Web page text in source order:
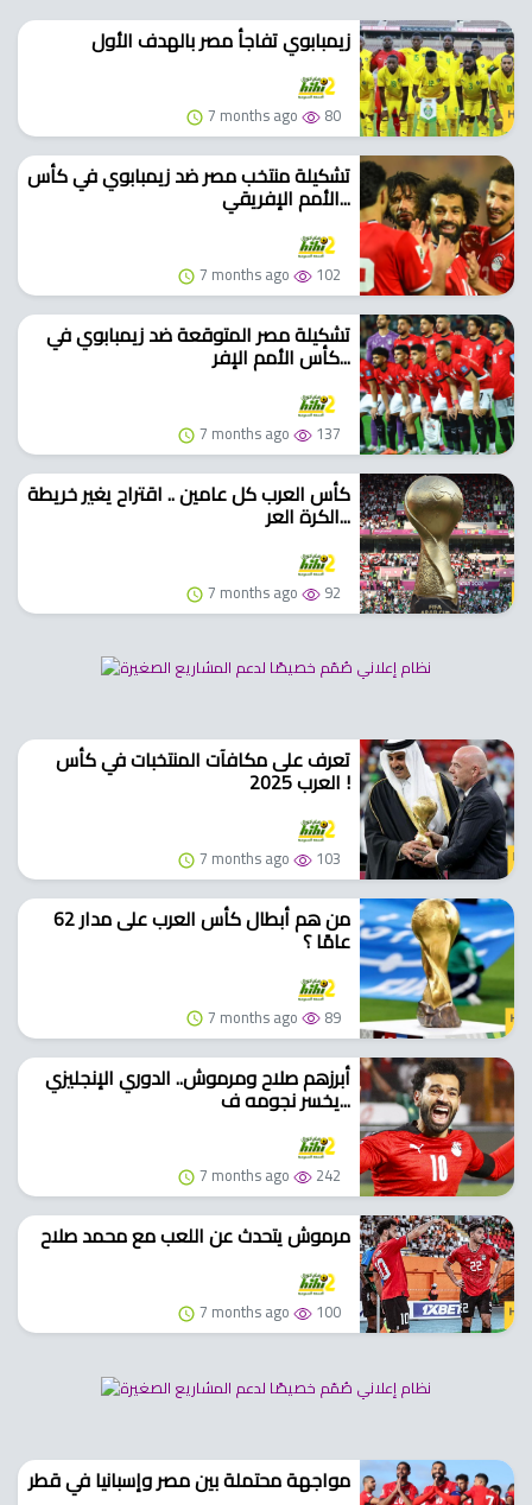
زيمبابوي تفاجأ مصر بالهدف الأول
7 months ago 80
تشكيلة منتخب مصر ضد زيمبابوي في كأس
الأمم الإفريقي...
7 months ago 102
تشكيلة مصر المتوقعة ضد زيمبابوي في
كأس الأمم الإفر...
7 months ago 137
كأس العرب كل عامين .. اقتراح يغير خريطة
الكرة العر...
7 months ago 92
تعرف على مكافآت المنتخبات في كأس
العرب 2025 !
7 months ago 103
من هم أبطال كأس العرب على مدار 62
عامًا ؟
7 months ago 89
أبرزهم صلاح ومرموش.. الدوري الإنجليزي
يخسر نجومه ف...
7 months ago 242
مرموش يتحدث عن اللعب مع محمد صلاح
7 months ago 100
مواجهة محتملة بين مصر وإسبانيا في قطر